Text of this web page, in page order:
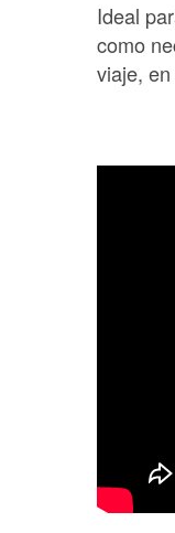
Ideal
como
viaje,